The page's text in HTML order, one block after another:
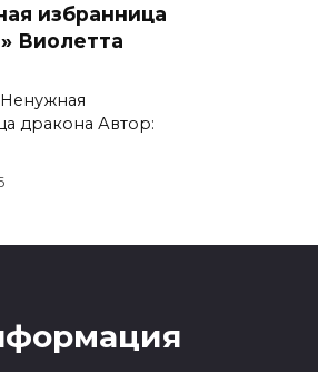
избранница
Виолетта
дракона Автор: